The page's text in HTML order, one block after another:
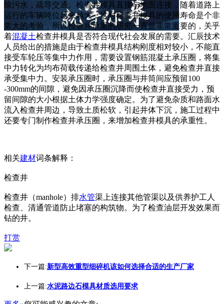
除污水，疏导交通。检查井模具直接与地面连接，随着道路上
运行的车辆吨位越来越大，这对检查井模具的使用寿命是个非
常大的考验，所以检查井承重的研究一直是非常重要的，关乎
着混凝土检查井模具是否符合现代社会发展的需要。汇辰技术
人员给出的措施是由于检查井模具结构刚度相对较小，不能直
接受车轮压等集中力作用，需要设置钢筋混凝土承压圈，将集
中力转化为均布荷载传递给检查井周围土体，避免检查井直接
承受集中力。安装承压圈时，承压圈与井筒间应预留100
-300mm的间隙，避免因承压圈沉降而使检查井直接受力，预
留间隙的大小根据土体力学强度确定。为了避免杂质和路面水
流入检查井周边，导致土质松软，引起井体下沉，施工过程中
还要专门制作检查井承压圈，来增加检查井模具的承重性。
相关建材词条解释：
检查井
检查井（manhole）排水管渠上连接其他管渠以及供养护工人
检查、清通管道防止堵塞的构筑物。为了检查油层开发效果而
钻的井。
打赏
下一篇:新型高效重型细碎机该如何选择合适的生产厂家
上一篇:水泥路边石模具材质选用要求